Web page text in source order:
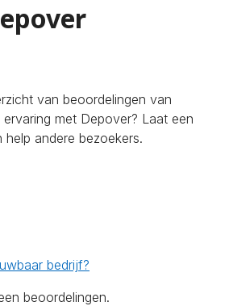
van beoordelingen van
met Depover? Laat een
andere bezoekers.
bedrijf?
beoordelingen.